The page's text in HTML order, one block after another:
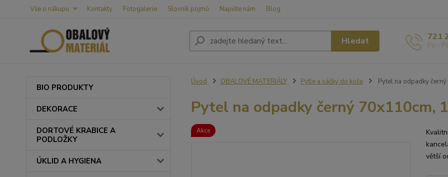
Vše o nákupu Kontakty Fotogalerie Slovník pojmů Napište nám Blog
Hledat 721
Po -
BIO PRODUKTY
DEKORACE
DORTOVÉ KRABICE A
PODLOŽKY
ÚKLID A HYGIENA
Úvod OBALOVÉ MATERIÁLY Pytle a sáčky do koše Pytel na odpadky
Pytel na odpadky černý 70x110cm,
Akce
větší